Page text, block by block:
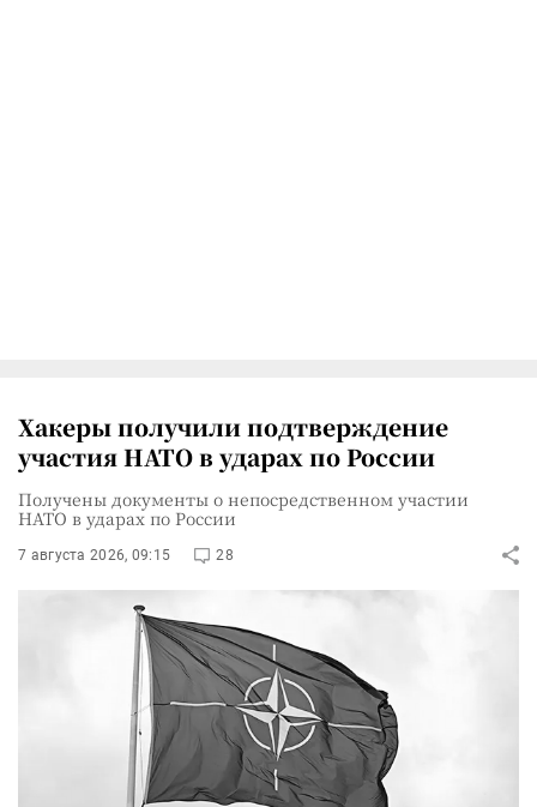
Хакеры получили подтверждение
участия НАТО в ударах по России
Получены документы о непосредственном участии
НАТО в ударах по России
7 августа 2026, 09:15 28